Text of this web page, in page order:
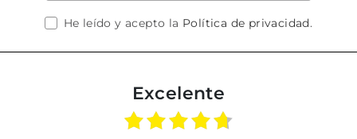
He leído y acepto la Política de privacidad.
Excelente